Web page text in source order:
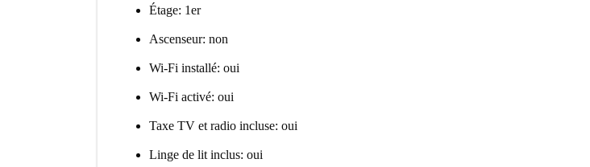
Étage: 1er
Ascenseur: non
Wi-Fi installé: oui
Wi-Fi activé: oui
Taxe TV et radio incluse: oui
Linge de lit inclus: oui